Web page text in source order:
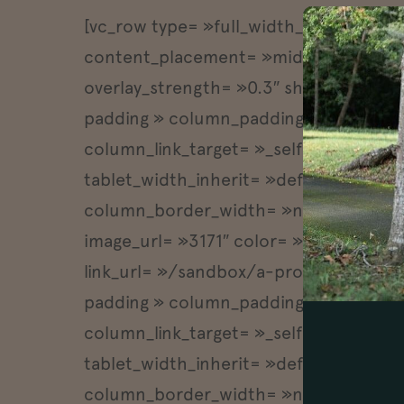
[vc_row type= »full_width_content »
content_placement= »middle »
overlay_strength= »0.3″
padding » column_padding_position=
column_link_target= »_self »
tablet_width_inherit= »default »
column_border_width= »none »
image_url= »3171″ color= »Accent-
link_url= »/sandbox/a-propos »
padding » column_padding_position=
column_link_target= »_self »
tablet_width_inherit= »default »
column_border_width= »none »